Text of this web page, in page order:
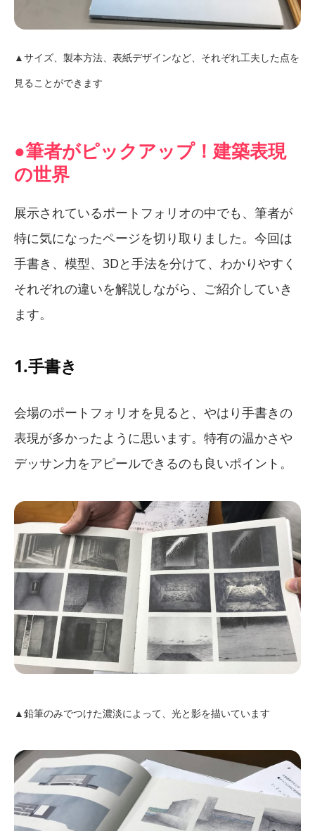
▲サイズ、製本方法、表紙デザインなど、それぞれ工夫した点を
見ることができます
●筆者がピックアップ！建築表現
の世界
展示されているポートフォリオの中でも、筆者が
特に気になったページを切り取りました。今回は
手書き、模型、3Dと手法を分けて、わかりやすく
それぞれの違いを解説しながら、ご紹介していき
ます。
1.手書き
会場のポートフォリオを見ると、やはり手書きの
表現が多かったように思います。特有の温かさや
デッサン力をアピールできるのも良いポイント。
▲鉛筆のみでつけた濃淡によって、光と影を描いています